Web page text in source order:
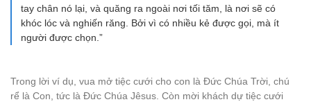
tay chân nó lại, và quăng ra ngoài nơi tối tăm, là nơi sẽ có
khóc lóc và nghiến răng. Bởi vì có nhiều kẻ được gọi, mà ít
người được chọn.”
Trong lời ví dụ, vua mở tiệc cưới cho con là Đức Chúa Trời, chú
rể là Con, tức là Đức Chúa Jêsus. Còn mời khách dự tiệc cưới